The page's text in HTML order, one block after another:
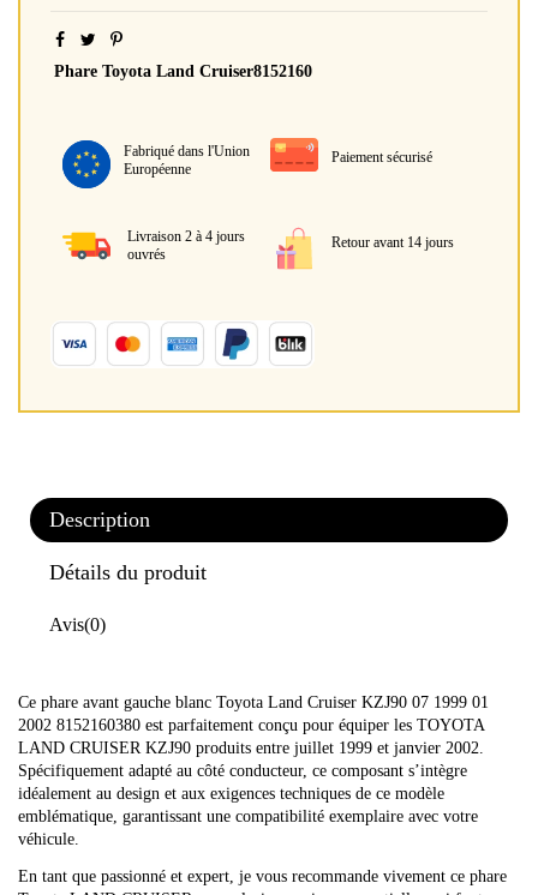
Phare Toyota Land Cruiser8152160
Fabriqué dans l'Union
Européenne
Paiement sécurisé
Livraison 2 à 4 jours
ouvrés
Retour avant 14 jours
Description
Détails du produit
Avis(0)
Ce phare avant gauche blanc Toyota Land Cruiser KZJ90 07 1999 01
2002 8152160380 est parfaitement conçu pour équiper les TOYOTA
LAND CRUISER KZJ90 produits entre juillet 1999 et janvier 2002.
Spécifiquement adapté au côté conducteur, ce composant s’intègre
idéalement au design et aux exigences techniques de ce modèle
emblématique, garantissant une compatibilité exemplaire avec votre
véhicule.
En tant que passionné et expert, je vous recommande vivement ce phare